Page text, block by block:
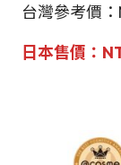
台灣參考價
日本售價：